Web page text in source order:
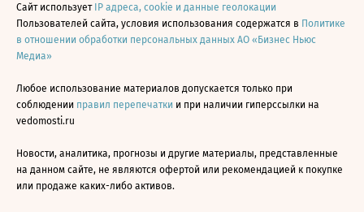
Сайт использует IP адреса, cookie и данные геолокации
Пользователей сайта, условия использования содержатся в Политике
в отношении обработки персональных данных АО «Бизнес Ньюс
Медиа»
Любое использование материалов допускается только при
соблюдении правил перепечатки и при наличии гиперссылки на
vedomosti.ru
Новости, аналитика, прогнозы и другие материалы, представленные
на данном сайте, не являются офертой или рекомендацией к покупке
или продаже каких-либо активов.